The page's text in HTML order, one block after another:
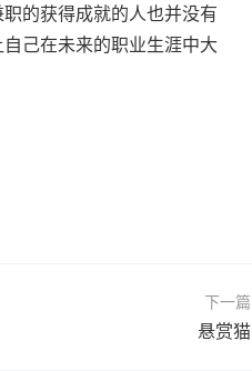
的获得成就的人也并没有
己在未来的职业生涯中大
下一篇
悬赏猫